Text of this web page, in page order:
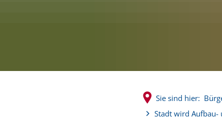
Sie sind hier:
Stadt wird Aufbau-